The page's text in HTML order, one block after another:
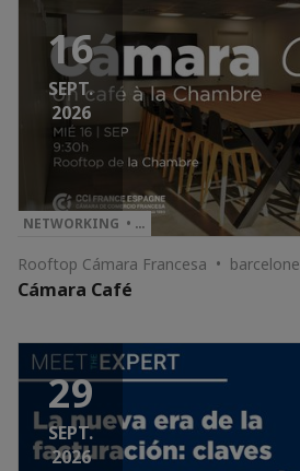
16
SEPT.
2026
NETWORKING • …
Rooftop Cámara Francesa • barcelone
Cámara Café
29
SEPT.
2026